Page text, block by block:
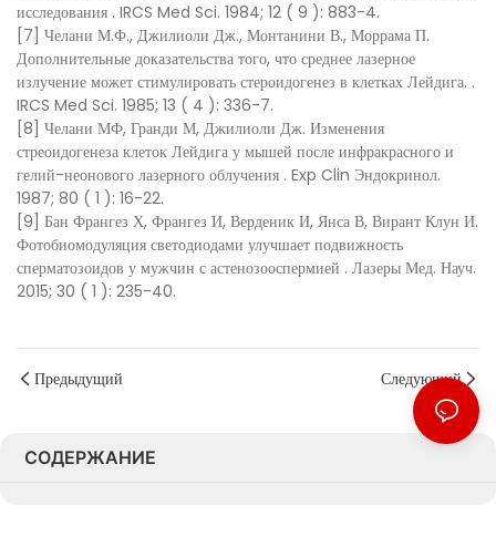
исследования . IRCS Med Sci. 1984; 12 ( 9 ): 883-4.
[7] Челани М.Ф., Джилиоли Дж., Монтанини В., Моррама П.
Дополнительные доказательства того, что среднее лазерное
излучение может стимулировать стероидогенез в клетках Лейдига. .
IRCS Med Sci. 1985; 13 ( 4 ): 336-7.
[8] Челани МФ, Гранди М, Джилиоли Дж. Изменения
стреоидогенеза клеток Лейдига у мышей после инфракрасного и
гелий-неонового лазерного облучения . Exp Clin Эндокринол.
1987; 80 ( 1 ): 16-22.
[9] Бан Франгез Х, Франгез И, Верденик И, Янса В, Вирант Клун И.
Фотобиомодуляция светодиодами улучшает подвижность
сперматозоидов у мужчин с астенозооспермией . Лазеры Мед. Науч.
2015; 30 ( 1 ): 235-40.
Предыдущий Следующий
СОДЕРЖАНИЕ